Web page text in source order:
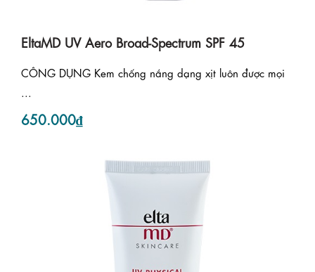
EltaMD UV Aero Broad-Spectrum SPF 45
CÔNG DỤNG Kem chống nắng dạng xịt luôn được mọi
650.000₫